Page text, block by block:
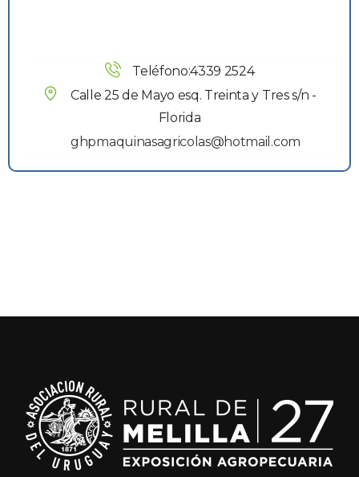
Teléfono:4339 2524
Calle 25 de Mayo esq. Treinta y Tres s/n -
Florida
ghpmaquinasagricolas@hotmail.com